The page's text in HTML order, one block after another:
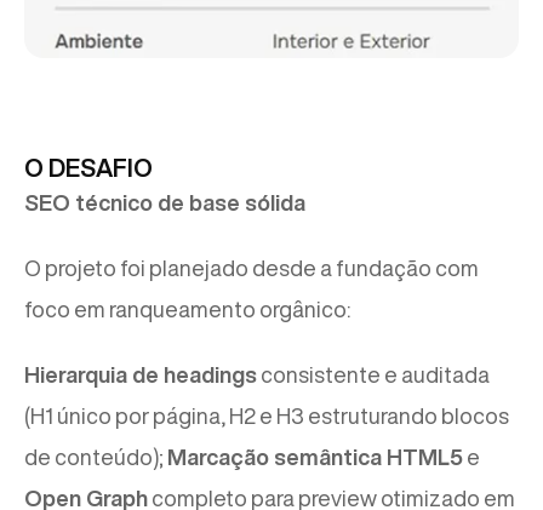
O DESAFIO
SEO técnico de base sólida
O projeto foi planejado desde a fundação com
foco em ranqueamento orgânico:
Hierarquia de headings consistente e auditada
(H1 único por página, H2 e H3 estruturando blocos
de conteúdo); Marcação semântica HTML5 e
Open Graph completo para preview otimizado em